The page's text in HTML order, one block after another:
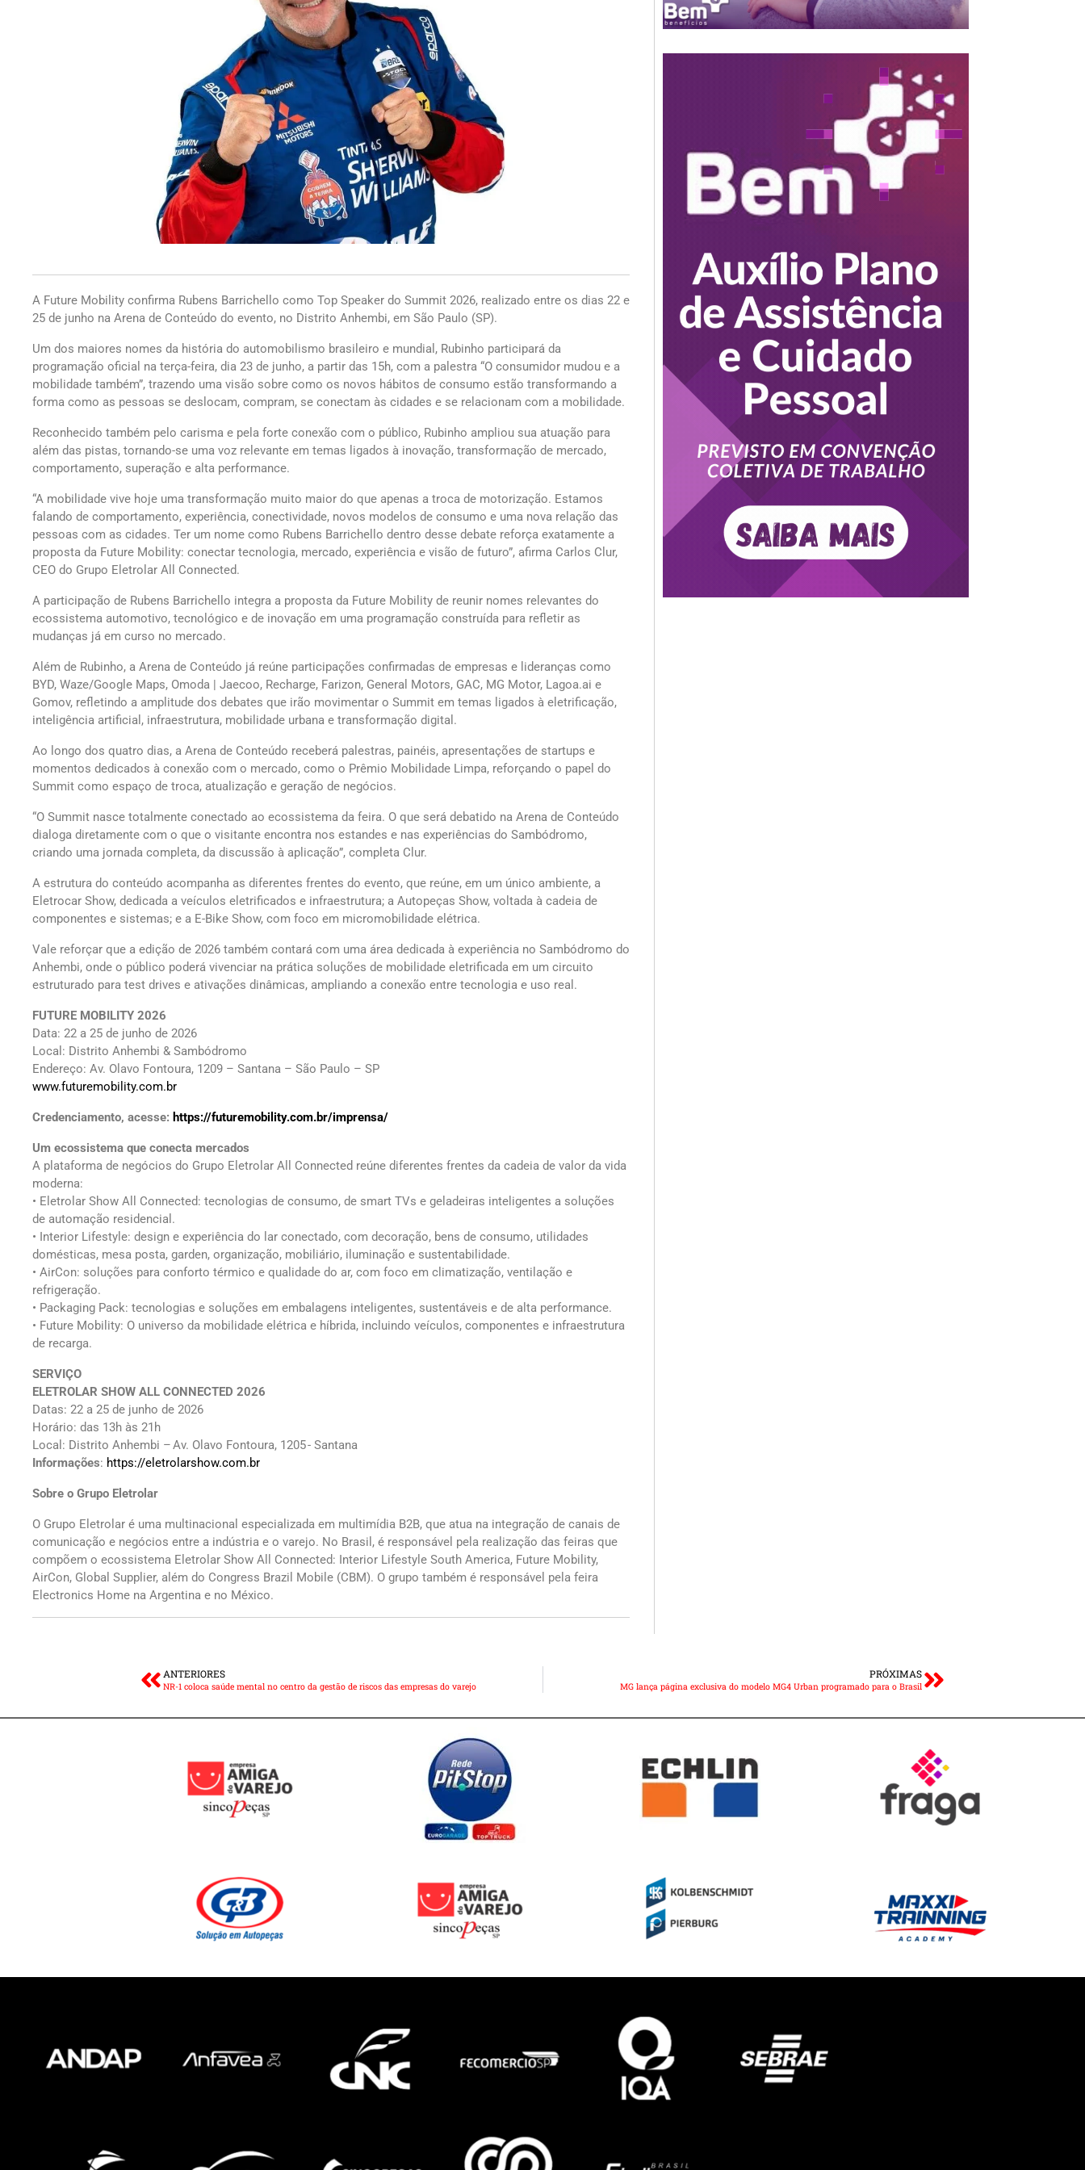
A Future Mobility confirma Rubens Barrichello como Top Speaker do Summit 2026, realizado entre os dias 22 e
25 de junho na Arena de Conteúdo do evento, no Distrito Anhembi, em São Paulo (SP).
Um dos maiores nomes da história do automobilismo brasileiro e mundial, Rubinho participará da
programação oficial na terça-feira, dia 23 de junho, a partir das 15h, com a palestra “O consumidor mudou e a
mobilidade também”, trazendo uma visão sobre como os novos hábitos de consumo estão transformando a
forma como as pessoas se deslocam, compram, se conectam às cidades e se relacionam com a mobilidade.
Reconhecido também pelo carisma e pela forte conexão com o público, Rubinho ampliou sua atuação para
além das pistas, tornando-se uma voz relevante em temas ligados à inovação, transformação de mercado,
comportamento, superação e alta performance.
“A mobilidade vive hoje uma transformação muito maior do que apenas a troca de motorização. Estamos
falando de comportamento, experiência, conectividade, novos modelos de consumo e uma nova relação das
pessoas com as cidades. Ter um nome como Rubens Barrichello dentro desse debate reforça exatamente a
proposta da Future Mobility: conectar tecnologia, mercado, experiência e visão de futuro”, afirma Carlos Clur,
CEO do Grupo Eletrolar All Connected.
A participação de Rubens Barrichello integra a proposta da Future Mobility de reunir nomes relevantes do
ecossistema automotivo, tecnológico e de inovação em uma programação construída para refletir as
mudanças já em curso no mercado.
Além de Rubinho, a Arena de Conteúdo já reúne participações confirmadas de empresas e lideranças como
BYD, Waze/Google Maps, Omoda | Jaecoo, Recharge, Farizon, General Motors, GAC, MG Motor, Lagoa.ai e
Gomov, refletindo a amplitude dos debates que irão movimentar o Summit em temas ligados à eletrificação,
inteligência artificial, infraestrutura, mobilidade urbana e transformação digital.
Ao longo dos quatro dias, a Arena de Conteúdo receberá palestras, painéis, apresentações de startups e
momentos dedicados à conexão com o mercado, como o Prêmio Mobilidade Limpa, reforçando o papel do
Summit como espaço de troca, atualização e geração de negócios.
“O Summit nasce totalmente conectado ao ecossistema da feira. O que será debatido na Arena de Conteúdo
dialoga diretamente com o que o visitante encontra nos estandes e nas experiências do Sambódromo,
criando uma jornada completa, da discussão à aplicação”, completa Clur.
A estrutura do conteúdo acompanha as diferentes frentes do evento, que reúne, em um único ambiente, a
Eletrocar Show, dedicada a veículos eletrificados e infraestrutura; a Autopeças Show, voltada à cadeia de
componentes e sistemas; e a E-Bike Show, com foco em micromobilidade elétrica.
Vale reforçar que a edição de 2026 também contará com uma área dedicada à experiência no Sambódromo do
Anhembi, onde o público poderá vivenciar na prática soluções de mobilidade eletrificada em um circuito
estruturado para test drives e ativações dinâmicas, ampliando a conexão entre tecnologia e uso real.
FUTURE MOBILITY 2026
Data: 22 a 25 de junho de 2026
Local: Distrito Anhembi & Sambódromo
Endereço: Av. Olavo Fontoura, 1209 – Santana – São Paulo – SP
www.futuremobility.com.br
Credenciamento, acesse: https://futuremobility.com.br/imprensa/
Um ecossistema que conecta mercados
A plataforma de negócios do Grupo Eletrolar All Connected reúne diferentes frentes da cadeia de valor da vida
moderna:
•⁠ ⁠Eletrolar Show All Connected: tecnologias de consumo, de smart TVs e geladeiras inteligentes a soluções
de automação residencial.
•⁠ ⁠Interior Lifestyle: design e experiência do lar conectado, com decoração, bens de consumo, utilidades
domésticas, mesa posta, garden, organização, mobiliário, iluminação e sustentabilidade.
•⁠ ⁠AirCon: soluções para conforto térmico e qualidade do ar, com foco em climatização, ventilação e
refrigeração.
•⁠ ⁠Packaging Pack: tecnologias e soluções em embalagens inteligentes, sustentáveis e de alta performance.
•⁠ ⁠Future Mobility: O universo da mobilidade elétrica e híbrida, incluindo veículos, componentes e infraestrutura
de recarga.
SERVIÇO
ELETROLAR SHOW ALL CONNECTED 2026
Datas: 22 a 25 de junho de 2026
Horário: das 13h às 21h
Local: Distrito Anhembi – Av. Olavo Fontoura, 1205 - Santana
Informações: https://eletrolarshow.com.br
Sobre o Grupo Eletrolar
O Grupo Eletrolar é uma multinacional especializada em multimídia B2B, que atua na integração de canais de
comunicação e negócios entre a indústria e o varejo. No Brasil, é responsável pela realização das feiras que
compõem o ecossistema Eletrolar Show All Connected: Interior Lifestyle South America, Future Mobility,
AirCon, Global Supplier, além do Congress Brazil Mobile (CBM). O grupo também é responsável pela feira
Electronics Home na Argentina e no México.
ANTERIORES
NR-1 coloca saúde mental no centro da gestão de riscos das empresas do varejo
PRÓXIMAS
MG lança página exclusiva do modelo MG4 Urban programado para o Brasil